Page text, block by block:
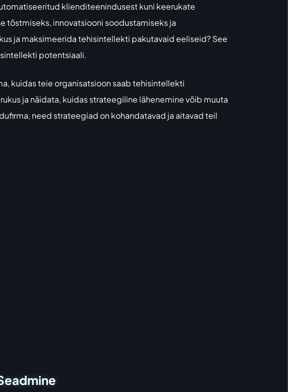
klienditeenindusest kuni keerukate
tõstmiseks, innovatsiooni soodustamiseks ja
ja maksimeerida tehisintellekti pakutavaid eeliseid? See
potentsiaali.
kuidas teie organisatsioon saab tehisintellekti
ja näidata, kuidas strateegiline lähenemine võib muuta
need strateegiad on kohandatavad ja aitavad teil